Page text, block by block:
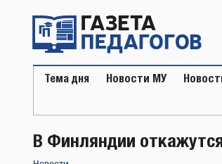
содержимому
Тема дня Новости МУ
В Финляндии